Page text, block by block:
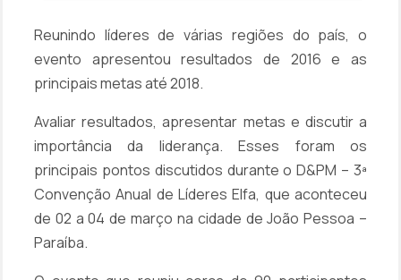
Reunindo líderes de várias regiões do país, o
evento apresentou resultados de 2016 e as
principais metas até 2018.
Avaliar resultados, apresentar metas e discutir a
importância da liderança. Esses foram os
principais pontos discutidos durante o D&PM – 3ª
Convenção Anual de Líderes Elfa, que aconteceu
de 02 a 04 de março na cidade de João Pessoa –
Paraíba.